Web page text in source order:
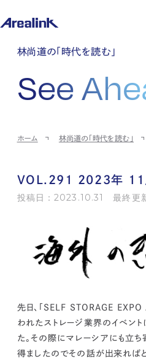
企業情報
企業理念
会社概要
コーポレートガバナンス
ストレージ事業
パートナー制度
土地権利整備事業
IR情報
IRカレンダー
IRポリシー
ストレージ室数実績
よくある質問・用語集
IRメール登録
免責事項
ニュース
商品情報
先輩社員インタビュー
中途採用
お問い合
土地活用
カスタマーハラスメントポリ
情報セキュリティ・DX方
©2025
林尚道の「時代を読む」
See
ホーム 林尚道の「時代を読む」
VOL.291 2023年 11
投稿日：2023.10.31 最終更
先日、「SELF STORAGE
われたストレージ業界のイベン
た。その際にマレーシアにも立ち
得ましたのでその話が出来ればと